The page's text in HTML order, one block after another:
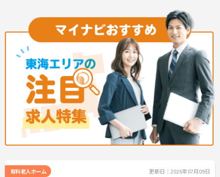
連携を取りながら日々の業務に努められています。
ご興味のある方には、面接対策ポイント等、さらに
詳細をお話ししますのでお気軽にご相談ください！
有料老人ホーム 更新日：2026年07月09日